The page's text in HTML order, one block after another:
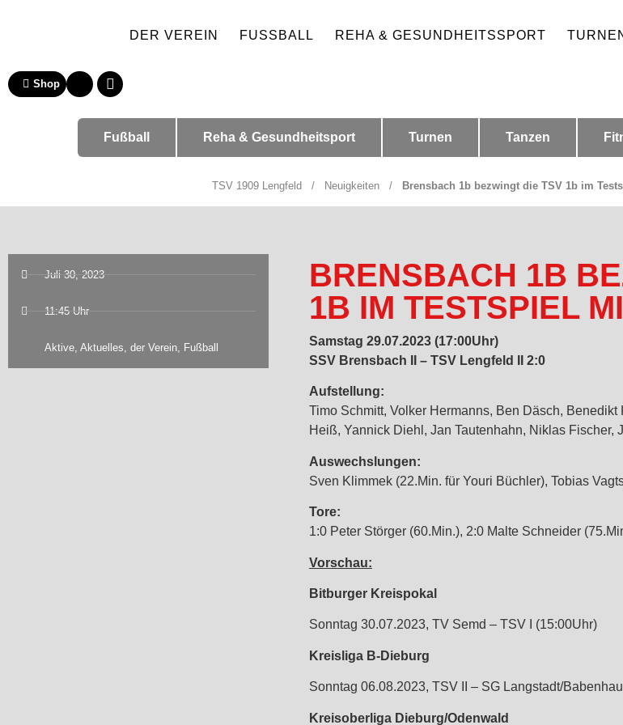
DER VEREIN FUSSBALL REHA & GESUNDHEITSSPORT
Shop
Fußball Reha & Gesundheitsport Turnen Tanzen
TSV 1909 Lengfeld / Neuigkeiten / Brensbach 1b bezwingt die TSV 1b im
Juli 30, 2023
11:45 Uhr
Aktive, Aktuelles, der Verein, Fußball
BRENSBACH 1B
1B IM TESTSPIEL
Samstag 29.07.2023 (17:00Uhr)
SSV Brensbach II – TSV Lengfeld II 2:0
Aufstellung:
Timo Schmitt, Volker Hermanns, Ben Däsch,
Heiß, Yannick Diehl, Jan Tautenhahn, Niklas Fischer,
Auswechslungen:
Sven Klimmek (22.Min. für Youri Büchler), Tobias
Tore:
1:0 Peter Störger (60.Min.), 2:0 Malte Schneider
Vorschau:
Bitburger Kreispokal
Sonntag 30.07.2023, TV Semd – TSV I (15:00Uhr)
Kreisliga B-Dieburg
Sonntag 06.08.2023, TSV II – SG Langstadt/
Kreisoberliga Dieburg/Odenwald